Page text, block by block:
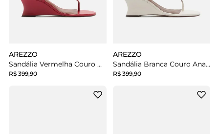
AREZZO
Sandália Vermelha Couro Anabela Tiras Salto Médio
R$ 399,90
AREZZO
Sandália Branca Couro Anabela Tiras Salto Médio
R$ 399,90